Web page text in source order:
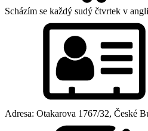
Scházím se každý sudý čtvrtek v
Adresa: Otakarova 1767/32, České